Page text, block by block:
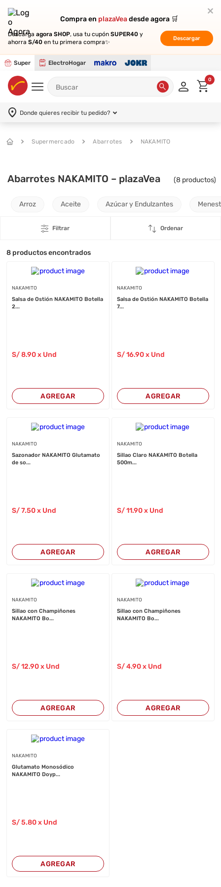
Compra en plazaVeadesde agora 🛒
Descarga agora SHOP, usa tu cupón SUPER40 y
ahorra S/40 en tu primera compra✨
Descargar
Super ElectroHogar
Compra en plazaVeadesde agora 🛒
Descarga agora SHOP, usa tu cupón SUPER40 y
ahorra S/40 en tu primera compra✨
Descargar
0
Donde quieres recibir tu pedido?
Supermercado Abarrotes NAKAMITO
Abarrotes NAKAMITO – plazaVea (8 productos)
Arroz Aceite Azúcar y Endulzantes
Filtrar Ordenar
8 productos encontrados
NAKAMITO
Salsa de Ostión NAKAMITO Botella
2...
S/8.90 x Und
AGREGAR
NAKAMITO
Salsa de Ostión NAKAMITO Botella
7...
S/16.90x Und
AGREGAR
NAKAMITO
Sazonador NAKAMITO Glutamato
de so...
S/7.50 x Und
AGREGAR
NAKAMITO
Sillao Claro NAKAMITO Botella
500m...
S/11.90x Und
AGREGAR
NAKAMITO
Sillao con Champiñones
NAKAMITO Bo...
S/12.90 x Und
AGREGAR
NAKAMITO
Sillao con Champiñones
NAKAMITO Bo...
S/4.90x Und
AGREGAR
NAKAMITO
Glutamato Monosódico
NAKAMITO Doyp...
S/5.80 x Und
AGREGAR